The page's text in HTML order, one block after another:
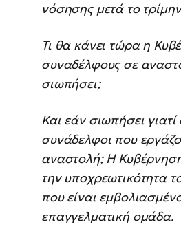
νόσησης μετά το
Τι θα κάνει τώρα η
συναδέλφους σε
σιωπήσει;
Και εάν σιωπήσει
συνάδελφοι που
αναστολή; Η
την υποχρεωτικότητα
που είναι
επαγγελματική ομάδα.